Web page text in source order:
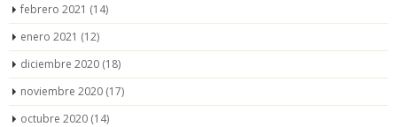
febrero 2021 (14)
enero 2021 (12)
diciembre 2020 (18)
noviembre 2020 (17)
octubre 2020 (14)